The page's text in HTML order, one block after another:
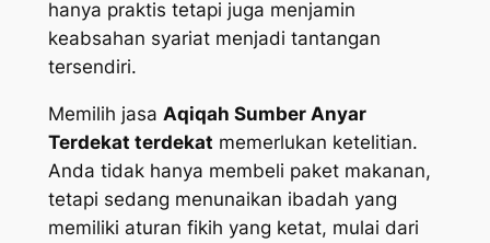
hanya praktis tetapi juga menjamin
keabsahan syariat menjadi tantangan
tersendiri.
Memilih jasa Aqiqah Sumber Anyar
Terdekat terdekat memerlukan ketelitian.
Anda tidak hanya membeli paket makanan,
tetapi sedang menunaikan ibadah yang
memiliki aturan fikih yang ketat, mulai dari